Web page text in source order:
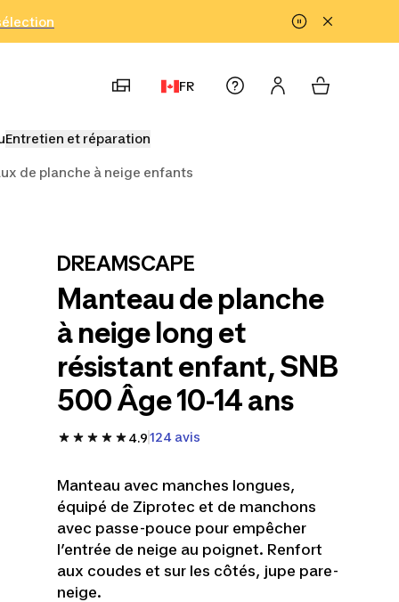
FR
Entretien et réparation
de planche à neige enfants
DREAMSCAPE
Manteau de planche
à neige long et
résistant enfant, SNB
500 Âge 10-14 ans
4.9124 avis
Manteau avec manches longues,
équipé de Ziprotec et de manchons
avec passe-pouce pour empêcher
l’entrée de neige au poignet. Renfort
aux coudes et sur les côtés, jupe pare-
neige.